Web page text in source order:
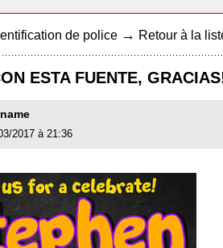
de police → Retour à la
ESTA FUENTE,
2017 à 21:36